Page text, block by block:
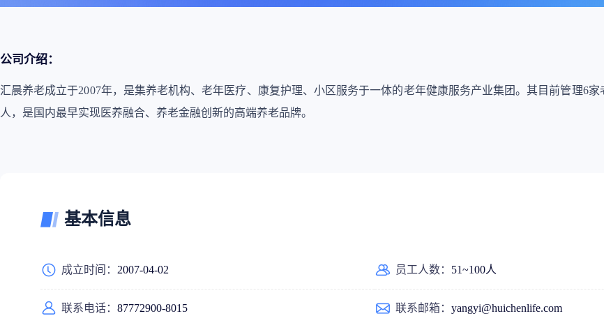
药品生产企业
临床进展
公司介绍：
汇晨养老成立于2007年，是集养老机构、老年医疗、康复护理、小区服务于一体的老年健康服务产业集团。其目前管理6
人，是国内最早实现医养融合、养老金融创新的高端养老品牌。
基本信息
成立时间： 2007-04-02 员工人数： 51~100人
联系电话： 87772900-8015 联系邮箱： yangyi@huichenlife.com